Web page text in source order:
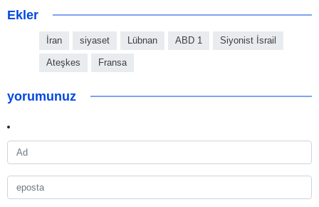
Ekler
İran siyaset Lübnan ABD 1 Siyonist İsrail
Ateşkes Fransa
yorumunuz